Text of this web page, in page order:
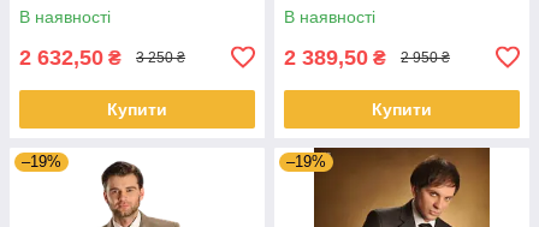
В наявності
2 632,50 ₴ 3 250 ₴
Купити
В наявності
2 389,50 ₴ 2 950 ₴
Купити
–19% –19%